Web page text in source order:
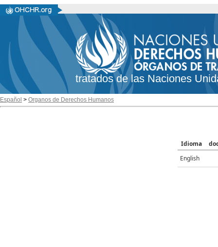
tratados de las Naciones
Español > Organos de Derechos Humanos
Idioma
English